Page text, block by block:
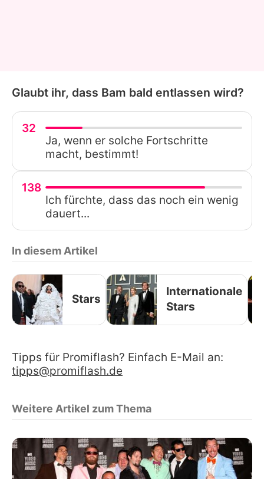
Glaubt ihr, dass Bam bald entlassen wird?
32
Ja, wenn er solche Fortschritte
macht, bestimmt!
138
Ich fürchte, dass das noch ein wenig
dauert...
In diesem Artikel
Stars
Internationale
Stars
Tipps für Promiflash? Einfach E-Mail an:
tipps@promiflash.de
Weitere Artikel zum Thema